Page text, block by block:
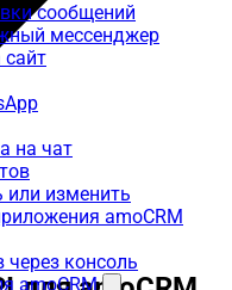
сообщений
мессенджер
на чат
или изменить
amoCRM
консоль
amoCRM